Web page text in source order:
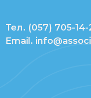
Тел. (057) 705-
Email.